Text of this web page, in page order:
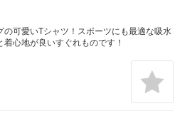
可愛いTシャツ！スポーツにも最適な吸水
心地が良いすぐれものです！